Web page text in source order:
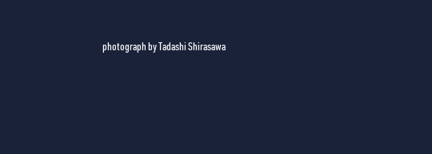
photograph by Tadashi Shirasawa